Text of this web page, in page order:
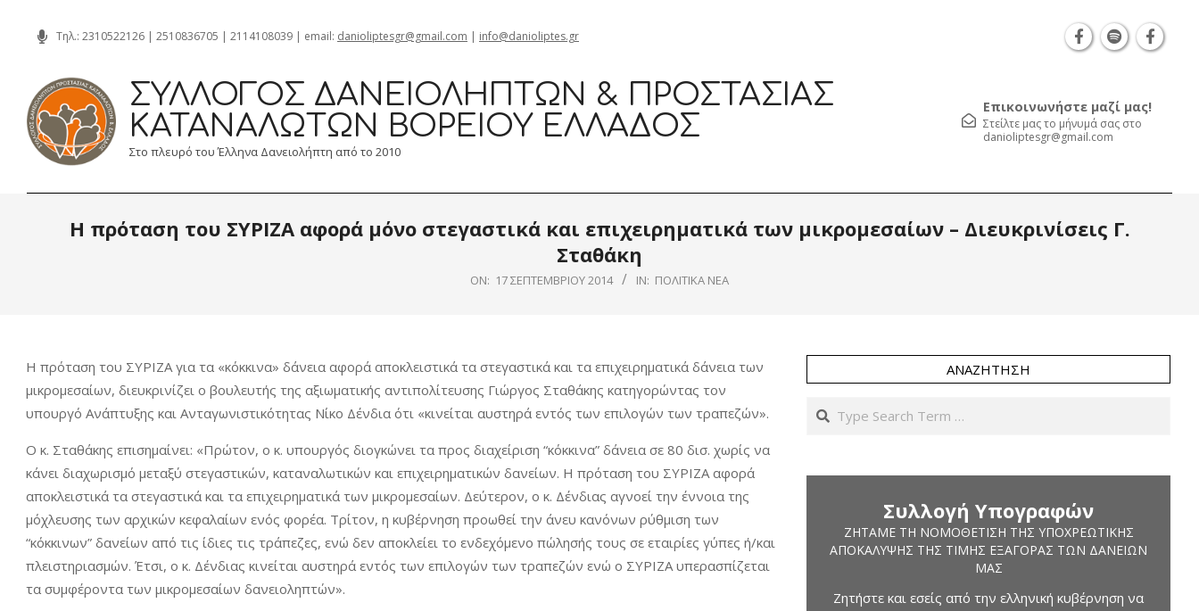
content
Τηλ.: 2310522126 | 2510836705 | 2114108039 | email: danioliptesgr@gmail.com | info@danioliptes.gr
ΣΎΛΛΟΓΟΣ ΔΑΝΕΙΟΛΗΠΤΏΝ & ΠΡΟΣΤΑΣΊΑΣ
ΚΑΤΑΝΑΛΩΤΏΝ ΒΟΡΕΊΟΥ ΕΛΛΆΔΟΣ
Στο πλευρό του Έλληνα Δανειολήπτη από το 2010
Επικοινωνήστε μαζί μας!
Στείλτε μας το μήνυμά σας στο
danioliptesgr@gmail.com
Η πρόταση του ΣΥΡΙΖΑ αφορά μόνο στεγαστικά και επιχειρηματικά των μικρομεσαίων – Διευκρινίσεις Γ.
Σταθάκη
ON: 17 ΣΕΠΤΕΜΒΡΊΟΥ 2014 IN: ΠΟΛΙΤΙΚΆ ΝΈΑ
Η πρόταση του ΣΥΡΙΖΑ για τα «κόκκινα» δάνεια αφορά αποκλειστικά τα στεγαστικά και τα επιχειρηματικά δάνεια των
μικρομεσαίων, διευκρινίζει ο βουλευτής της αξιωματικής αντιπολίτευσης Γιώργος Σταθάκης κατηγορώντας τον
υπουργό Ανάπτυξης και Ανταγωνιστικότητας Νίκο Δένδια ότι «κινείται αυστηρά εντός των επιλογών των τραπεζών».
Ο κ. Σταθάκης επισημαίνει: «Πρώτον, ο κ. υπουργός διογκώνει τα προς διαχείριση “κόκκινα” δάνεια σε 80 δισ. χωρίς να
κάνει διαχωρισμό μεταξύ στεγαστικών, καταναλωτικών και επιχειρηματικών δανείων. Η πρόταση του ΣΥΡΙΖΑ αφορά
αποκλειστικά τα στεγαστικά και τα επιχειρηματικά των μικρομεσαίων. Δεύτερον, ο κ. Δένδιας αγνοεί την έννοια της
μόχλευσης των αρχικών κεφαλαίων ενός φορέα. Τρίτον, η κυβέρνηση προωθεί την άνευ κανόνων ρύθμιση των
“κόκκινων” δανείων από τις ίδιες τις τράπεζες, ενώ δεν αποκλείει το ενδεχόμενο πώλησής τους σε εταιρίες γύπες ή/και
πλειστηριασμών. Έτσι, ο κ. Δένδιας κινείται αυστηρά εντός των επιλογών των τραπεζών ενώ ο ΣΥΡΙΖΑ υπερασπίζεται
τα συμφέροντα των μικρομεσαίων δανειοληπτών».
ΑΝΑΖΉΤΗΣΗ
Search
Συλλογή Υπογραφών
ΖΗΤΆΜΕ ΤΗ ΝΟΜΟΘΈΤΙΣΗ ΤΗΣ ΥΠΟΧΡΕΩΤΙΚΉΣ
ΑΠΟΚΆΛΥΨΗΣ ΤΗΣ ΤΙΜΉΣ ΕΞΑΓΟΡΆΣ ΤΩΝ ΔΑΝΕΊΩΝ
ΜΑΣ
Ζητήστε και εσείς από την ελληνική κυβέρνηση να